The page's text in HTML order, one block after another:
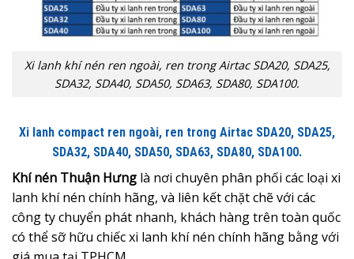
Xi lanh khí nén ren ngoài, ren trong Airtac SDA20, SDA25,
SDA32, SDA40, SDA50, SDA63, SDA80, SDA100.
Xi lanh compact ren ngoài, ren trong Airtac SDA20, SDA25,
SDA32, SDA40, SDA50, SDA63, SDA80, SDA100.
Khí nén Thuận Hưng là nơi chuyên phân phối các loại xi
lanh khí nén chính hãng, và liên kết chặt chẽ với các
công ty chuyển phát nhanh, khách hàng trên toàn quốc
có thể sỡ hữu chiếc xi lanh khí nén chính hãng bằng với